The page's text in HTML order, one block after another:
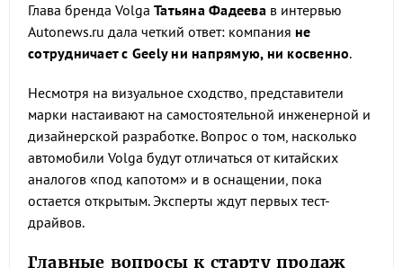
Глава бренда Volga Татьяна Фадеевав интервью
Autonews.ru дала четкий ответ: компания не
сотрудничает с Geely ни напрямую, ни косвенно.
Несмотря на визуальное сходство, представители
марки настаивают на самостоятельной инженерной и
дизайнерской разработке. Вопрос о том, насколько
автомобили Volga будут отличаться от китайских
аналогов «под капотом» и в оснащении, пока
остается открытым. Эксперты ждут первых тест-
драйвов.
Главные вопросы к старту продаж